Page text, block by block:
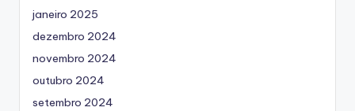
janeiro 2025
dezembro 2024
novembro 2024
outubro 2024
setembro 2024